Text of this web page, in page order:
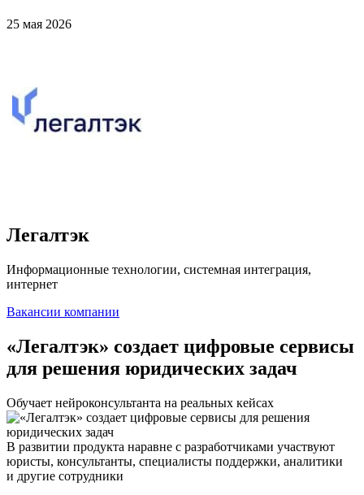
25 мая 2026
Легалтэк
Информационные технологии, системная интеграция,
интернет
Вакансии компании
«Легалтэк» создает цифровые сервисы
для решения юридических задач
Обучает нейроконсультанта на реальных кейсах
В развитии продукта наравне с разработчиками участвуют
юристы, консультанты, специалисты поддержки, аналитики
и другие сотрудники